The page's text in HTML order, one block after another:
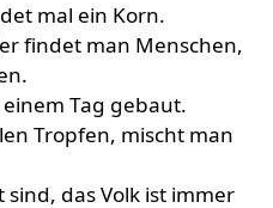
mal ein Korn.
findet man Menschen,
Tag gebaut.
Tropfen, mischt man
das Volk ist immer